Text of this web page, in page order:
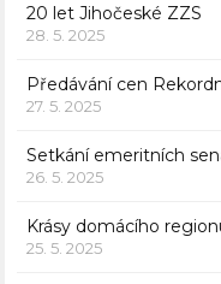
20 let Jihočeské ZZS
28. 5. 2025
Předávání cen
27. 5. 2025
Setkání emeritních
26. 5. 2025
Krásy domácího
25. 5. 2025